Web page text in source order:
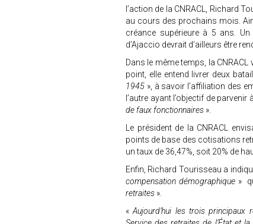
l’action de la CNRACL, Richard
au cours des prochains mois.
créance supérieure à 5 ans.
d’Ajaccio devrait d’ailleurs être
Dans le même temps, la
point, elle entend livrer deux
1945 », à savoir l’affiliation des
l’autre ayant l’objectif de
de faux fonctionnaires ».
Le président de la CNRACL
points de base des cotisations
un taux de 36,47%, soit 20% de
Enfin, Richard Tourisseau a
compensation démographique »
retraites ».
«Aujourd’hui les trois principaux